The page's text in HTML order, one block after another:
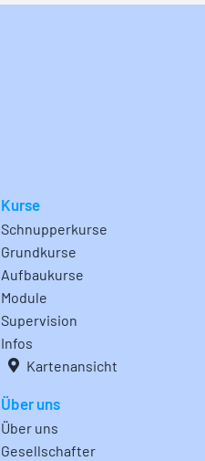
Kurse
Schnupperkurse
Grundkurse
Aufbaukurse
Module
Supervision
Infos
Kartenansicht
Über uns
Über uns
Gesellschafter